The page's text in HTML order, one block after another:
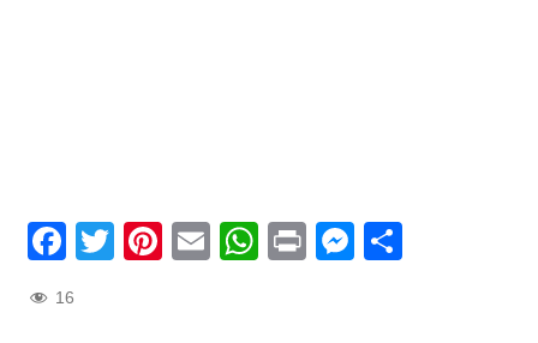
Facebook
TwitterPinterest
EmailWhatsApp
Print
16